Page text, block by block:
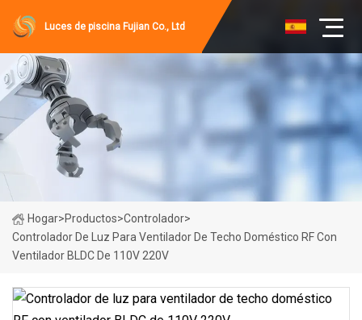
Luces de piscina Fujian Co., Ltd
Hogar>Productos>Controlador>
Controlador De Luz Para Ventilador De Techo Doméstico RF Con
Ventilador BLDC De 110V 220V